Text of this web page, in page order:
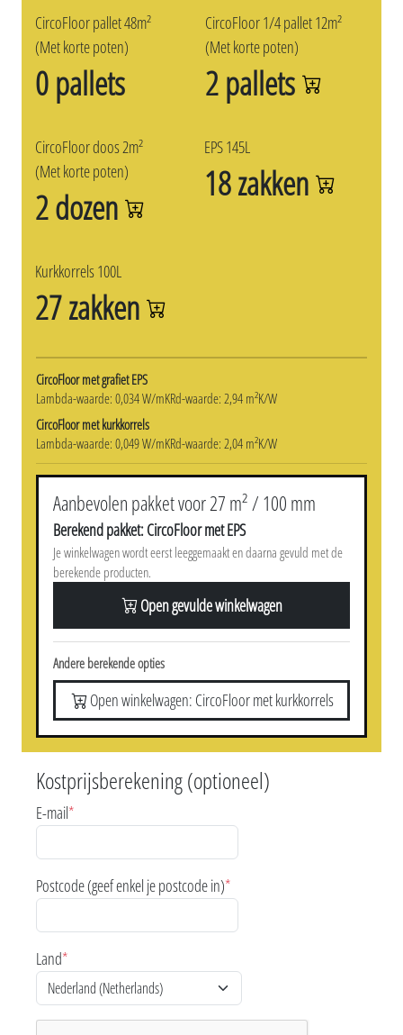
CircoFloor pallet 48m²
(Met korte poten)
0 pallets
CircoFloor 1/4 pallet 12m²
(Met korte poten)
2 pallets
CircoFloor doos 2m²
(Met korte poten)
2 dozen
EPS 145L
18 zakken
Kurkkorrels 100L
27 zakken
CircoFloor met grafiet EPS
Lambda-waarde: 0,034 W/mKRd-waarde: 2,94 m²K/W
CircoFloor met kurkkorrels
Lambda-waarde: 0,049 W/mKRd-waarde: 2,04 m²K/W
Aanbevolen pakket voor 27 m² / 100 mm
Berekend pakket: CircoFloor met EPS
Je winkelwagen wordt eerst leeggemaakt en daarna gevuld met de
berekende producten.
Open gevulde winkelwagen
Andere berekende opties
Open winkelwagen: CircoFloor met kurkkorrels
Kostprijsberekening (optioneel)
E-mail*
Postcode (geef enkel je postcode in)*
Land*